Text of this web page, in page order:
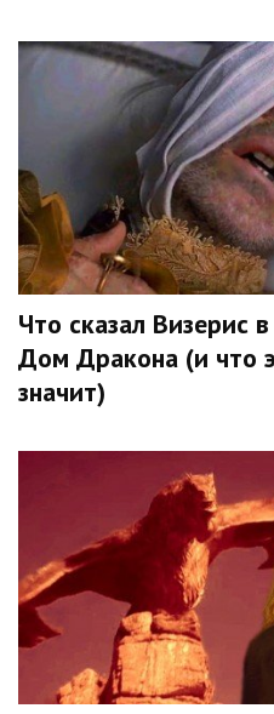
Что сказал Визерис
Дом Дракона (и что
значит)